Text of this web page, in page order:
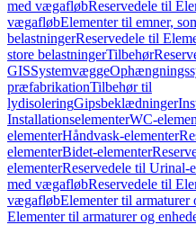
med vægafløbReservedele til
vægafløbElementer til emner,
belastningerReservedele til
store belastningerTilbehør
GISSystemvægge
præfabrikationTilbehør til
lydisoleringGipsbeklædninger
InstallationselementerWC-
elementerHåndvask-elementer
elementerBidet-elementer
elementerReservedele til Urinal-
med vægafløbReservedele til
vægafløbElementer til armaturer
Elementer til armaturer og